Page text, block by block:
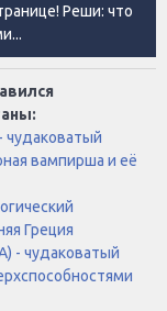
Реши: что
чудаковатый
вампирша и её
Греция
- чудаковатый